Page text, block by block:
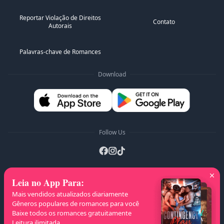
podem surgir das situações mais improváveis.
Reportar Violação de Direitos
Autorais
Contato
Palavras-chave de Romances
Download
Follow Us
Listas A-Z A B H I
J
K
L M N O P Q R U V
X
Y Z
Leia no App Para:
Mais vendidos atualizados diariamente
Gêneros populares de romances para você
Baixe todos os romances gratuitamente